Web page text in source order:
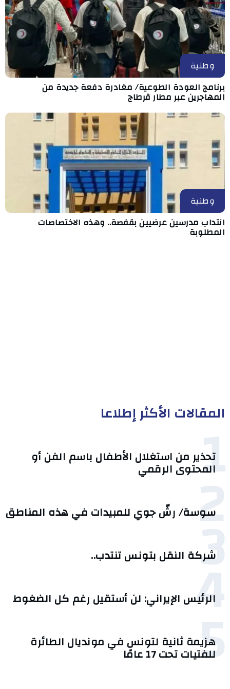
وطنية
برنامج العودة الطوعية/ مغادرة دفعة جديدة من
المهاجرين عبر مطار قرطاج
وطنية
انتداب مدرسين عرضيين بقفصة.. وهذه الاختصاصات
المطلوبة
المقالات الأكثر إطلاعا
1
تحذير من استغلال الأطفال باسم الفن أو
المحتوى الرقمي
2
سوسة/ رشّ جوي للمبيدات في هذه المناطق
3
شركة النقل بتونس تنتدب..
4
الرئيس الإيراني: لن أستقيل رغم كل الضغوط
5
هزيمة ثانية لتونس في مونديال الطائرة
للفتيات تحت 17 عامًا